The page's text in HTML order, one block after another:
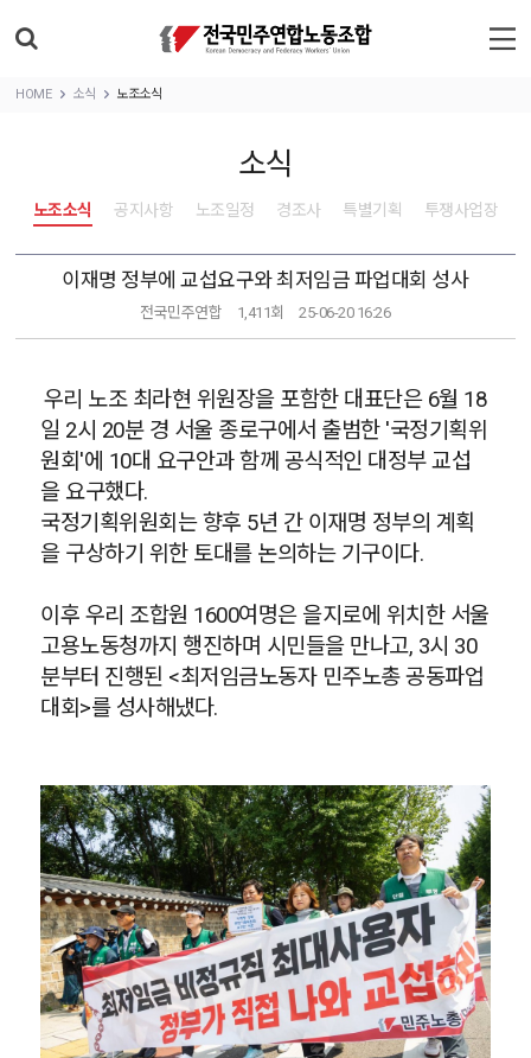
HOME 소식 노조소식
소식
노조소식 공지사항 노조일정 경조사 특별기획 투쟁사업장
이재명 정부에 교섭요구와 최저임금 파업대회 성사
전국민주연합 1,411회 25-06-20 16:26
우리 노조 최라현 위원장을 포함한 대표단은 6월 18
일 2시 20분 경 서울 종로구에서 출범한 '국정기획위
원회'에 10대 요구안과 함께 공식적인 대정부 교섭
을 요구했다.
국정기획위원회는 향후 5년 간 이재명 정부의 계획
을 구상하기 위한 토대를 논의하는 기구이다.
이후 우리 조합원 1600여명은 을지로에 위치한 서울
고용노동청까지 행진하며 시민들을 만나고, 3시 30
분부터 진행된 <최저임금노동자 민주노총 공동파업
대회>를 성사해냈다.